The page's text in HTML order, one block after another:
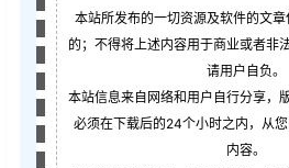
本站所发布的一切资源及软件的文
的；不得将上述内容用于商业或者非
请用户自负。
本站信息来自网络和用户自行分享，
必须在下载后的24个小时之内，从
内容。